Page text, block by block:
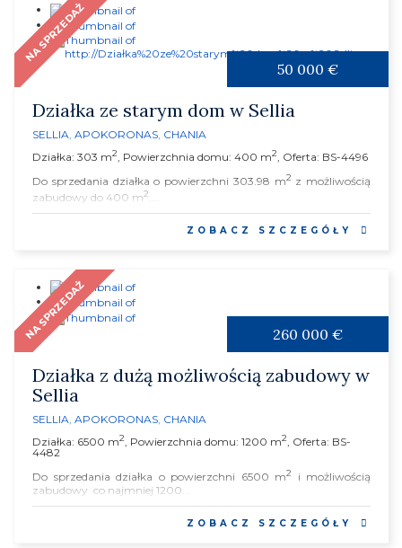
NA SPRZEDAŻ
50 000 €
Działka ze starym dom w Sellia
SELLIA APOKORONAS CHANIA
Działka: 303 m2 , Powierzchnia domu: 400 m2
, Oferta: BS-4496
Do sprzedania działka o powierzchni 303.98 m2 z możliwością
zabudowy do 400 m2
ZOBACZ SZCZEGÓŁY
NA SPRZEDAŻ 260 000 €
Działka z dużą możliwością zabudowy w
Sellia
SELLIA, APOKORONAS, CHANIA
Działka: 6500 m2, Powierzchnia domu: 1200 m2, Oferta: BS-
4482
Do sprzedania działka o powierzchni 6500 m2
i możliwością
zabudowy co najmniej 1200...
ZOBACZ SZCZEGÓŁY